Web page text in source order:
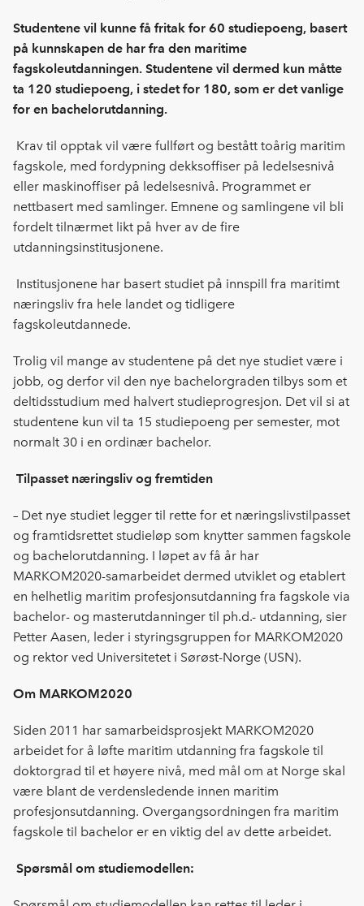
Studentene vil kunne få fritak for 60 studiepoeng, basert
på kunnskapen de har fra den maritime
fagskoleutdanningen. Studentene vil dermed kun måtte
ta 120 studiepoeng, i stedet for 180, som er det vanlige
for en bachelorutdanning.
Krav til opptak vil være fullført og bestått toårig maritim
fagskole, med fordypning dekksoffiser på ledelsesnivå
eller maskinoffiser på ledelsesnivå. Programmet er
nettbasert med samlinger. Emnene og samlingene vil bli
fordelt tilnærmet likt på hver av de fire
utdanningsinstitusjonene.
Institusjonene har basert studiet på innspill fra maritimt
næringsliv fra hele landet og tidligere
fagskoleutdannede.
Trolig vil mange av studentene på det nye studiet være i
jobb, og derfor vil den nye bachelorgraden tilbys som et
deltidsstudium med halvert studieprogresjon. Det vil si at
studentene kun vil ta 15 studiepoeng per semester, mot
normalt 30 i en ordinær bachelor.
Tilpasset næringsliv og fremtiden
– Det nye studiet legger til rette for et næringslivstilpasset
og framtidsrettet studieløp som knytter sammen fagskole
og bachelorutdanning. I løpet av få år har
MARKOM2020-samarbeidet dermed utviklet og etablert
en helhetlig maritim profesjonsutdanning fra fagskole via
bachelor- og masterutdanninger til ph.d.- utdanning, sier
Petter Aasen, leder i styringsgruppen for MARKOM2020
og rektor ved Universitetet i Sørøst-Norge (USN).
Om MARKOM2020
Siden 2011 har samarbeidsprosjekt MARKOM2020
arbeidet for å løfte maritim utdanning fra fagskole til
doktorgrad til et høyere nivå, med mål om at Norge skal
være blant de verdensledende innen maritim
profesjonsutdanning. Overgangsordningen fra maritim
fagskole til bachelor er en viktig del av dette arbeidet.
Spørsmål om studiemodellen: